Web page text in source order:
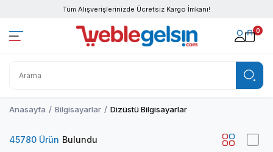
Tüm Alışverişlerinizde Ücretsiz Kargo İmkanı!
0
Anasayfa Bilgisayarlar Dizüstü Bilgisayarlar
45780 Ürün